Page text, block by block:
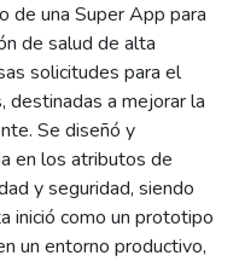
de una Super App para
de salud de alta
solicitudes para el
destinadas a mejorar la
Se diseñó y
en los atributos de
y seguridad, siendo
inició como un prototipo
un entorno productivo,